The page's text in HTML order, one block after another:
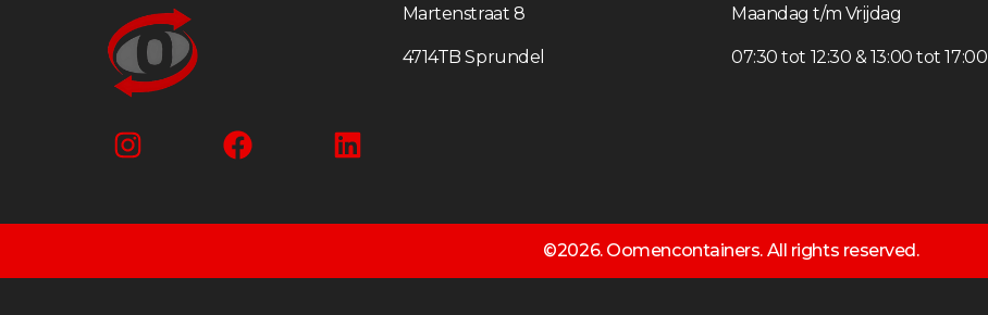
Martenstraat 8
4714TB Sprundel
Maandag t/m Vrijdag
07:30 tot 12:30 & 13:00 tot 17:00
©2026. Oomencontainers. All rights reserved.